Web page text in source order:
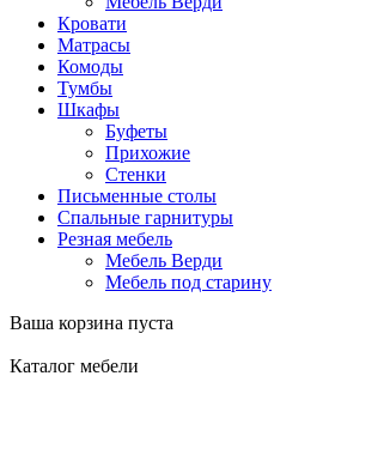
Кровати
Матрасы
Комоды
Тумбы
Шкафы
Буфеты
Прихожие
Стенки
Письменные столы
Спальные гарнитуры
Резная мебель
Мебель Верди
Мебель под старину
Ваша корзина пуста
Каталог мебели